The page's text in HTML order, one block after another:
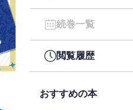
続巻一覧
閲覧履歴
おすすめの本